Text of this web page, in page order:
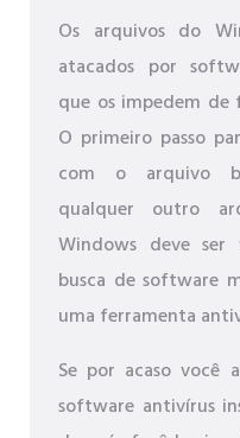
Os arquivos do
atacados por
que os impedem
O primeiro passo
com o arquivo
qualquer outro
Windows deve
busca de software
uma ferramenta
Se por acaso você
software antivírus